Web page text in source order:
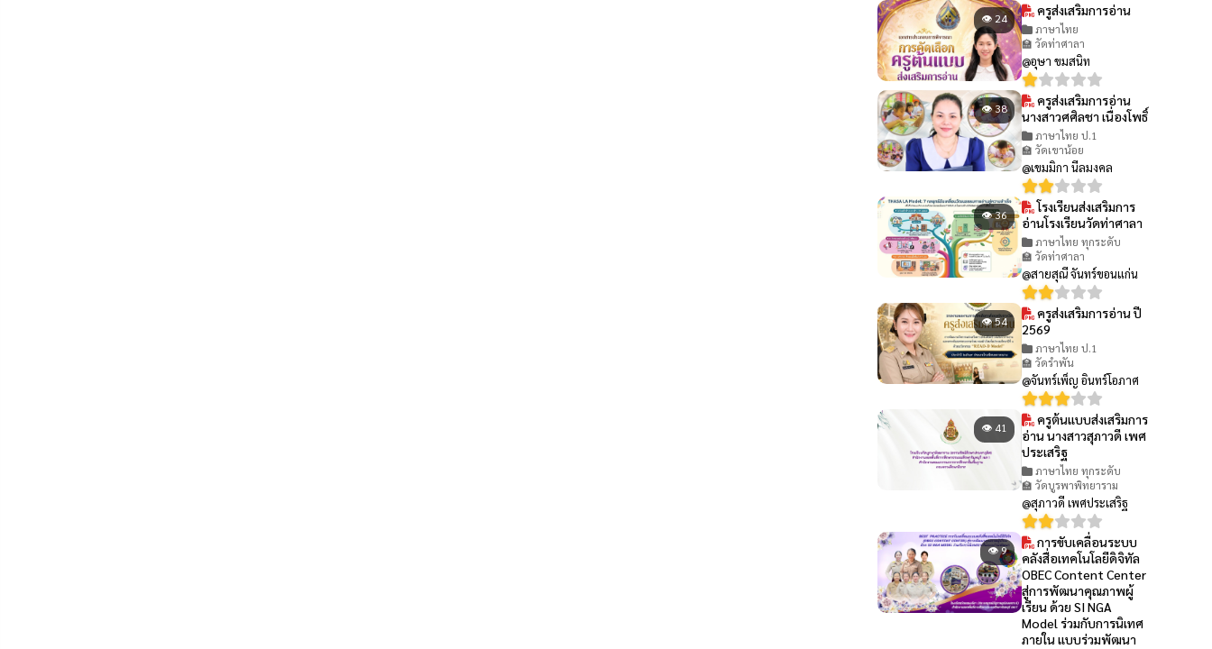
👁 24 ครูส่งเสริมการอ่าน
ภาษาไทย
🏫 วัดท่าศาลา
@อุษา ขมสนิท
👁 38
ครูส่งเสริมการอ่าน
นางสาวศศิลชา เนื่องโพธิ์
ภาษาไทย ป.1
🏫 วัดเขาน้อย
@เขมมิกา นีลมงคล
👁 36
โรงเรียนส่งเสริมการ
อ่านโรงเรียนวัดท่าศาลา
ภาษาไทย ทุกระดับ
🏫 วัดท่าศาลา
@สายสุณี จันทร์ขอนแก่น
👁 54
ครูส่งเสริมการอ่าน ปี
2569
ภาษาไทย ป.1
🏫 วัดรำพัน
@จันทร์เพ็ญ อินทร์โอภาศ
👁 41
ครูต้นแบบส่งเสริมการ
อ่าน นางสาวสุภาวดี เพศ
ประเสริฐ
ภาษาไทย ทุกระดับ
🏫 วัดบูรพาพิทยาราม
@สุภาวดี เพศประเสริฐ
👁 9
การขับเคลื่อนระบบ
คลังสื่อเทคโนโลยีดิจิทัล
OBEC Content Center
สู่การพัฒนาคุณภาพผู้
เรียน ด้วย SI NGA
Model ร่วมกับการนิเทศ
ภายใน แบบร่วมพัฒนา